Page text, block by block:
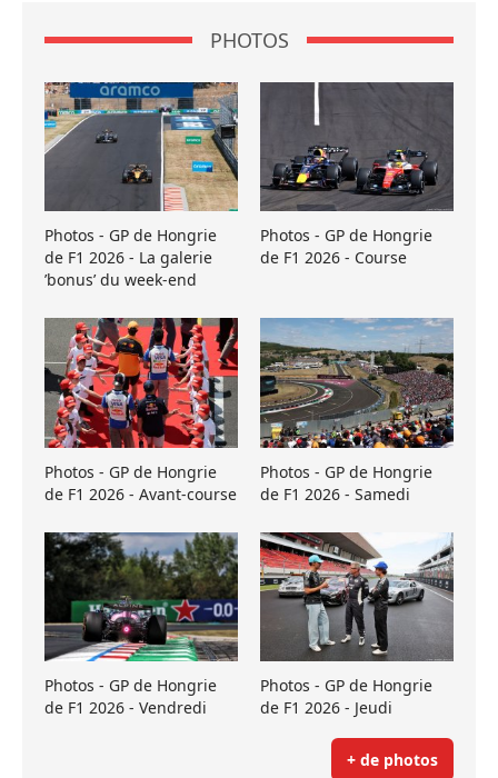
PHOTOS
Photos - GP de Hongrie
de F1 2026 - La galerie
’bonus’ du week-end
Photos - GP de Hongrie
de F1 2026 - Course
Photos - GP de Hongrie
de F1 2026 - Avant-course
Photos - GP de Hongrie
de F1 2026 - Samedi
Photos - GP de Hongrie
de F1 2026 - Vendredi
Photos - GP de Hongrie
de F1 2026 - Jeudi
+ de photos